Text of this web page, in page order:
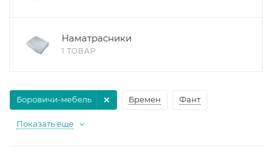
Наматрасники
1 ТОВАР
Бремен
Боровичи-мебель Фант
Показать еще